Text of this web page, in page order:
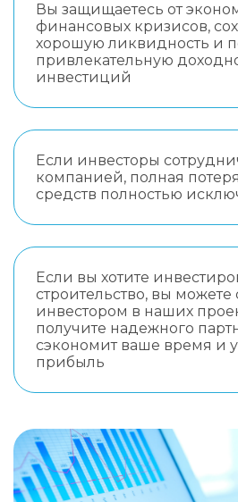
Вы защищаетесь от
финансовых кризисов,
хорошую ликвидность и
привлекательную
инвестиций
Если инвесторы
компанией, полная
средств полностью
Если вы хотите
строительство, вы можете
инвестором в наших
получите надежного
сэкономит ваше время и
прибыль